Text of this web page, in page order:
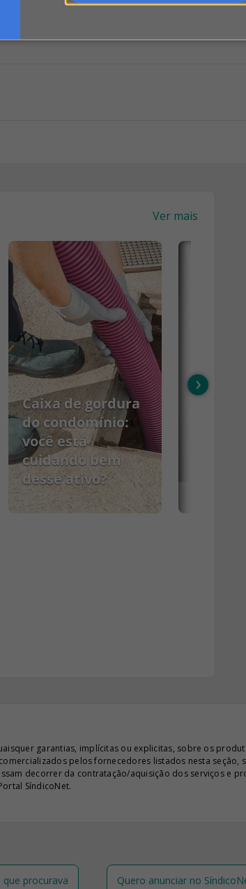
Ver mais
Caixa de gordura
do condomínio:
você está
cuidando bem
desse ativo?
›
garantias, implícitas ou explicitas, sobre os
pelos fornecedores listados nesta
decorrer da contratação/aquisição dos serviços e
SíndicoNet.
procurava Quero anunciar no